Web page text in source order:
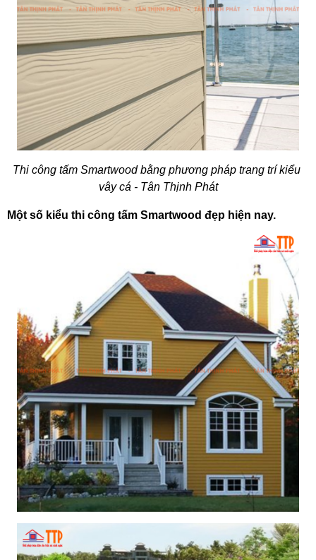
Thi công tấm Smartwood bằng phương pháp trang trí kiểu
vây cá - Tân Thịnh Phát
Một số kiểu thi công tấm Smartwood đẹp hiện nay.